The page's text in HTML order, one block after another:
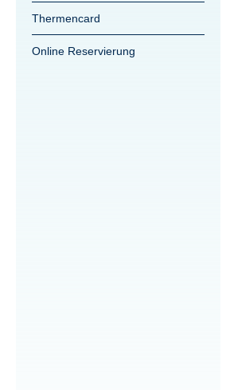
Thermencard
Online Reservierung